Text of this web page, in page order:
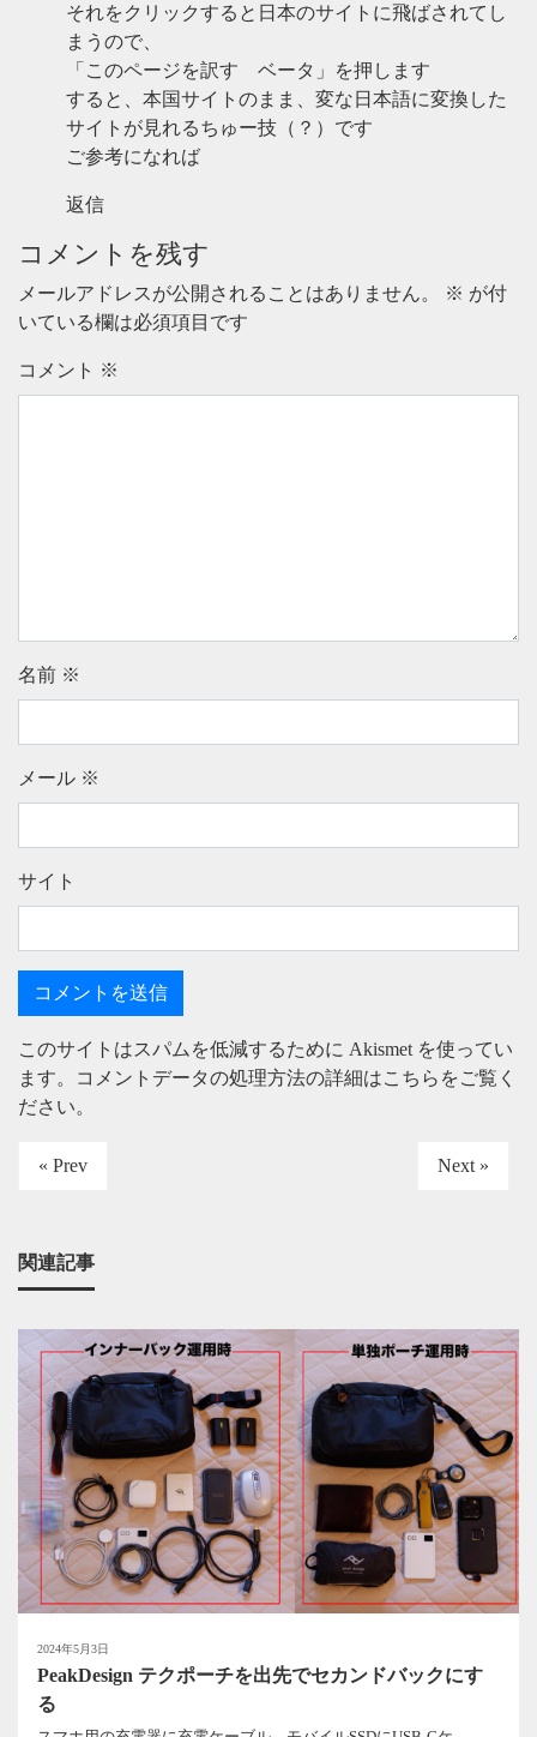
それをクリックすると日本のサイトに飛ばされてし
まうので、
「このページを訳す ベータ」を押します
すると、本国サイトのまま、変な日本語に変換した
サイトが見れるちゅー技（？）です
ご参考になれば
返信
コメントを残す
メールアドレスが公開されることはありません。 ※ が付
いている欄は必須項目です
コメント ※
名前 ※
メール ※
サイト
このサイトはスパムを低減するために Akismet を使ってい
ます。
コメントデータの処理方法の詳細はこちらをご覧く
ださい。
« Prev Next »
関連記事
2024年5月3日
PeakDesign テクポーチを出先でセカンドバックにす
る